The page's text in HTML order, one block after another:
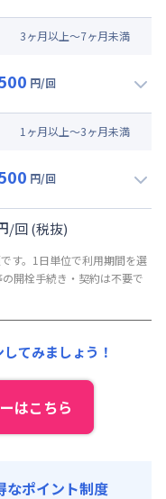
)
3ヶ月以上～7ヶ月未満
円/回
)
1 ヶ月以上～3ヶ月未満
円/回
)
/回(税抜)
す。1日単位で利用期間を選
開栓手続き・契約は不要で
てみましょう！
はこちら
なポイント制度